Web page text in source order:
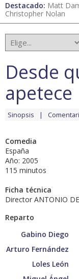
Destacado: Matt
Christopher Nolan
Desde
apetece
Sinopsis
Comedia
España
Año: 2005
115 minutos
Ficha técnica
Director ANTONIO
Reparto
Gabino Diego
Arturo Fernández
Loles León